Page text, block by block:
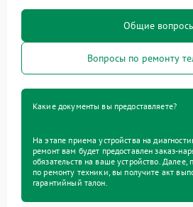
Общие
Вопросы по ремонту
Какие документы вы предоставляете?
На этапе приема устройства на
ремонт вам будет предоставлен заказ-
обязательств на ваше устройство. Далее,
по ремонту техники, вы получите акт
гарантийный талон.